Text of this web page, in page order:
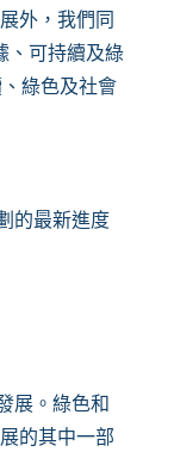
外，我們同
、可持續及綠
綠色及社會
的最新進度
展。綠色和
的其中一部